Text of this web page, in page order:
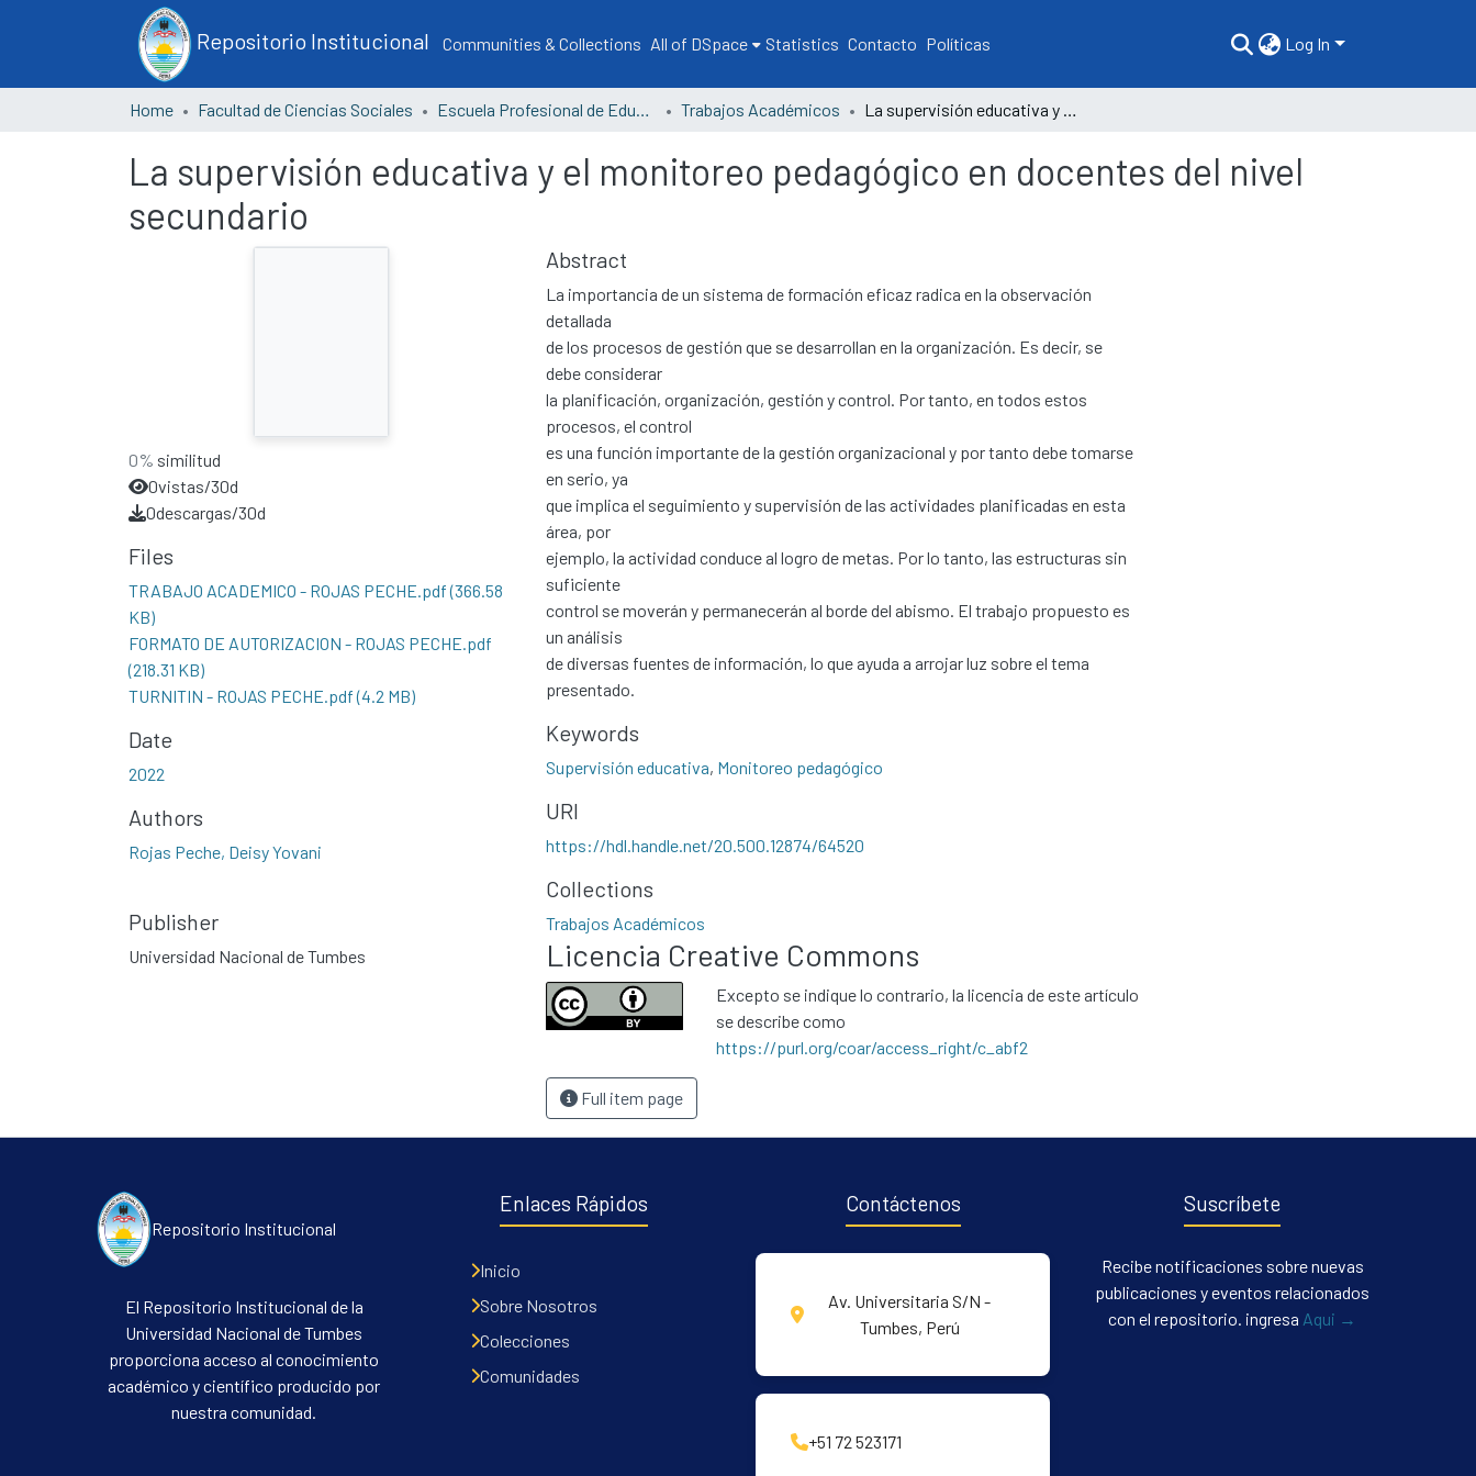
Repositorio Institucional Communities & Collections All of DSpace Statistics Contacto Políticas Log In
Home Facultad de Ciencias Sociales Escuela Profesional de Educación Trabajos Académicos La supervisión educativa y el monitoreo pedagógico en docentes del nivel secundario
La supervisión educativa y el monitoreo pedagógico en docentes del nivel
secundario
0% similitud
0vistas/30d
0descargas/30d
Files
TRABAJO ACADEMICO - ROJAS PECHE.pdf(366.58
KB)
FORMATO DE AUTORIZACION - ROJAS PECHE.pdf
(218.31 KB)
TURNITIN - ROJAS PECHE.pdf(4.2 MB)
Date
2022
Authors
Rojas Peche, Deisy Yovani
Publisher
Universidad Nacional de Tumbes
Abstract
La importancia de un sistema de formación eficaz radica en la observación
detallada
de los procesos de gestión que se desarrollan en la organización. Es decir, se
debe considerar
la planificación, organización, gestión y control. Por tanto, en todos estos
procesos, el control
es una función importante de la gestión organizacional y por tanto debe tomarse
en serio, ya
que implica el seguimiento y supervisión de las actividades planificadas en esta
área, por
ejemplo, la actividad conduce al logro de metas. Por lo tanto, las estructuras sin
suficiente
control se moverán y permanecerán al borde del abismo. El trabajo propuesto es
un análisis
de diversas fuentes de información, lo que ayuda a arrojar luz sobre el tema
presentado.
Keywords
Supervisión educativa, Monitoreo pedagógico
URI
https://hdl.handle.net/20.500.12874/64520
Collections
Trabajos Académicos
Licencia Creative Commons
Excepto se indique lo contrario, la licencia de este artículo
se describe como
https://purl.org/coar/access_right/c_abf2
Full item page
Repositorio Institucional
El Repositorio Institucional de la
Universidad Nacional de Tumbes
proporciona acceso al conocimiento
académico y científico producido por
nuestra comunidad.
Enlaces Rápidos
Inicio
Sobre Nosotros
Colecciones
Comunidades
Contáctenos
Av. Universitaria S/N -
Tumbes, Perú
+51 72 523171
Suscríbete
Recibe notificaciones sobre nuevas
publicaciones y eventos relacionados
con el repositorio. ingresa Aqui →